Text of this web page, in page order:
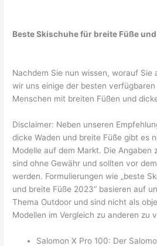
Beste Skischuhe für breite Füße
Nachdem Sie nun wissen, worauf Sie
wir uns einige der besten
Menschen mit breiten Füßen und
Disclaimer: Neben unseren
dicke Waden und breite Füße gibt es
Modelle auf dem Markt. Die Angaben
sind ohne Gewähr und sollten vor
werden. Formulierungen wie „beste
und breite Füße 2023“ basieren auf
Thema Outdoor und sind nicht als
Modellen im Vergleich zu anderen zu
Salomon X Pro 100: Der